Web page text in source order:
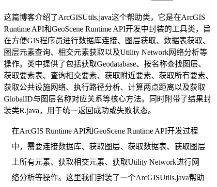
这篇博客介绍了ArcGISUtils.java这个帮助类，它是在ArcGIS
Runtime API和GeoScene Runtime API开发中封装的工具类，旨
在方便GIS程序员进行数据库连接、图层获取、数据表获取、
图层元素查询、相交元素获取以及Utility Network网络分析等
操作。类中提供了包括获取Geodatabase、按名称查找图层、
获取要素表、查询相交要素、获取附近要素、获取所有要素、
获取公共设施网络、执行路径分析、计算两点距离以及获取
GlobalID与图层名称对应关系等核心方法。同时附带了结果封
装类R.java，用于统一返回成功或失败状态。
在ArcGIS Runtime API和GeoScene Runtime API开发过程
中，需要连接数据库、获取图层、获取数据表、获取图层
上所有元素、获取相交元素、获取Utility Network进行网
络分析等操作。这里我们封装了一个ArcGISUtils.java帮助